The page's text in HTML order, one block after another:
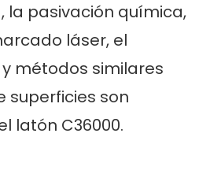
la pasivación química,
láser, el
métodos similares
son
latón C36000.